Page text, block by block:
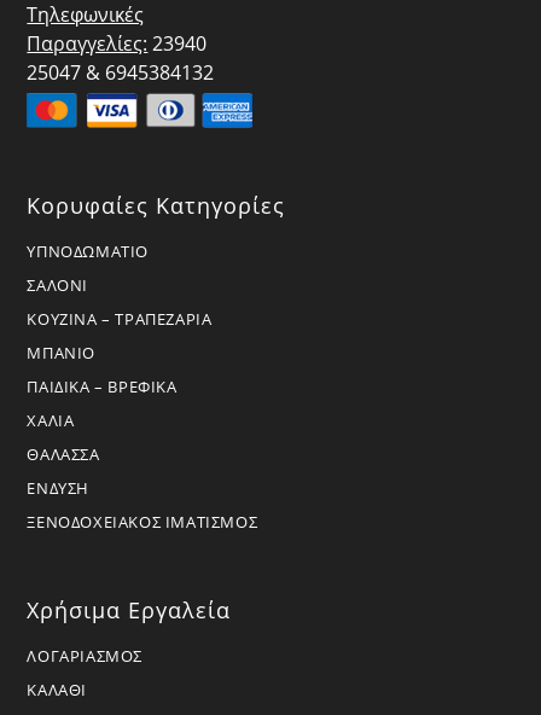
Τηλεφωνικές
Παραγγελίες: 23940
25047 & 6945384132
Κορυφαίες Κατηγορίες
ΥΠΝΟΔΩΜΑΤΙΟ
ΣΑΛΟΝΙ
ΚΟΥΖΙΝΑ – ΤΡΑΠΕΖΑΡΙΑ
ΜΠΑΝΙΟ
ΠΑΙΔΙΚΑ – ΒΡΕΦΙΚΑ
ΧΑΛΙΑ
ΘΑΛΑΣΣΑ
ΕΝΔΥΣΗ
ΞΕΝΟΔΟΧΕΙΑΚΟΣ ΙΜΑΤΙΣΜΟΣ
Χρήσιμα Εργαλεία
ΛΟΓΑΡΙΑΣΜΟΣ
ΚΑΛΑΘΙ